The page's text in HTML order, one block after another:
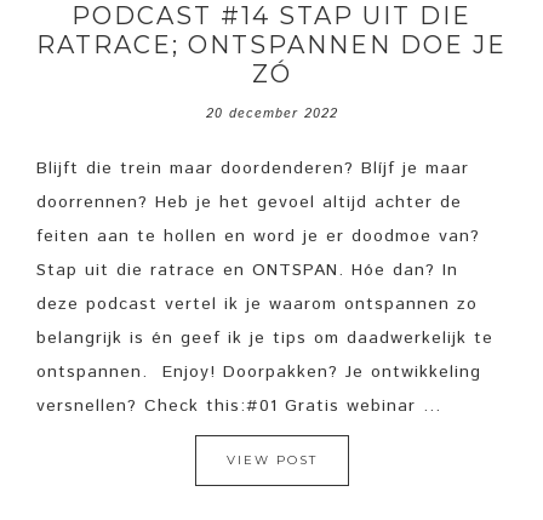
PODCAST #14 STAP UIT DIE
RATRACE; ONTSPANNEN DOE JE
ZÓ
20 december 2022
Blijft die trein maar doordenderen? Blíjf je maar
doorrennen? Heb je het gevoel altijd achter de
feiten aan te hollen en word je er doodmoe van?
Stap uit die ratrace en ONTSPAN. Hóe dan? In
deze podcast vertel ik je waarom ontspannen zo
belangrijk is én geef ik je tips om daadwerkelijk te
ontspannen. Enjoy! Doorpakken? Je ontwikkeling
versnellen? Check this:#01 Gratis webinar ...
VIEW POST